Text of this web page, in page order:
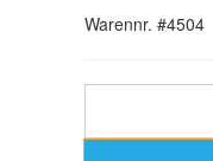
Warennr. #4504